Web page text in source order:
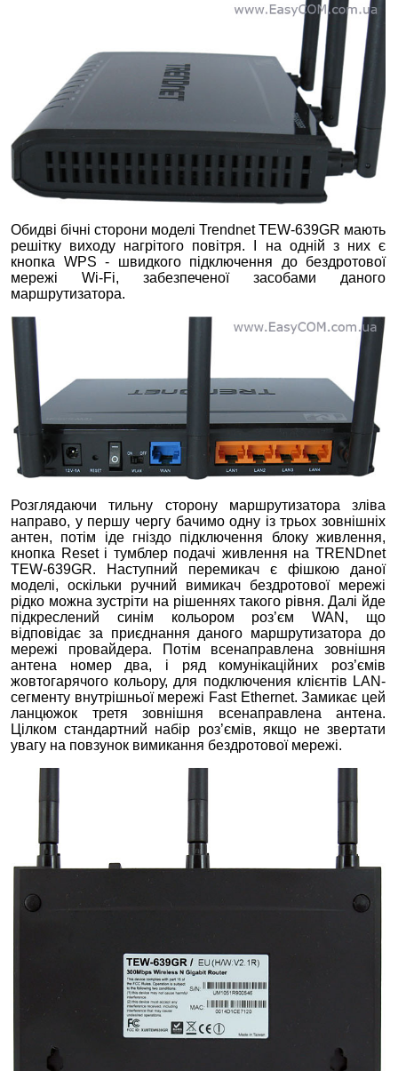
Обидві бічні сторони моделі Trendnet TEW-639GR мають
решітку виходу нагрітого повітря. І на одній з них є
кнопка WPS - швидкого підключення до бездротової
мережі Wi-Fi, забезпеченої засобами даного
маршрутизатора.
Розглядаючи тильну сторону маршрутизатора зліва
направо, у першу чергу бачимо одну із трьох зовнішніх
антен, потім іде гніздо підключення блоку живлення,
кнопка Reset і тумблер подачі живлення на TRENDnet
TEW-639GR. Наступний перемикач є фішкою даної
моделі, оскільки ручний вимикач бездротової мережі
рідко можна зустріти на рішеннях такого рівня. Далі йде
підкреслений синім кольором роз’єм WAN, що
відповідає за приєднання даного маршрутизатора до
мережі провайдера. Потім всенаправлена зовнішня
антена номер два, і ряд комунікаційних роз’ємів
жовтогарячого кольору, для подключения клієнтів LAN-
сегменту внутрішньої мережі Fast Ethernet. Замикає цей
ланцюжок третя зовнішня всенаправлена антена.
Цілком стандартний набір роз’ємів, якщо не звертати
увагу на повзунок вимикання бездротової мережі.